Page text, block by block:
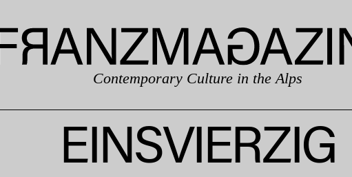
Contemporary Culture in the Alps
EINSVIERZIG